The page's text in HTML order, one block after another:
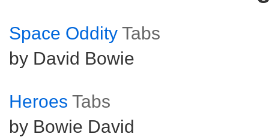
Space Oddity Tabs
by David Bowie
Heroes Tabs
by Bowie David